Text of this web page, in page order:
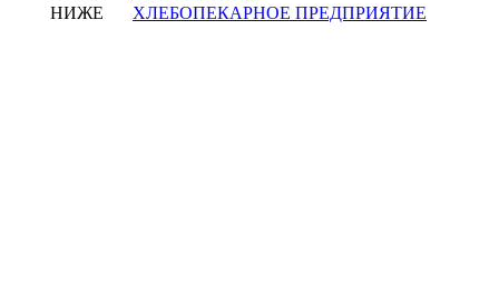
НИЖЕ
ХЛЕБОПЕКАРНОЕ ПРЕДПРИЯТИЕ